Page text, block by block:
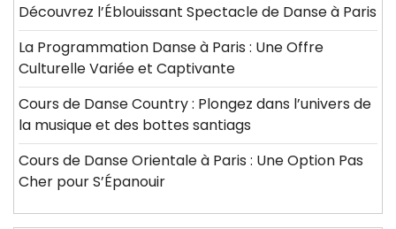
Découvrez l’Éblouissant Spectacle de Danse à Paris
La Programmation Danse à Paris : Une Offre
Culturelle Variée et Captivante
Cours de Danse Country : Plongez dans l’univers de
la musique et des bottes santiags
Cours de Danse Orientale à Paris : Une Option Pas
Cher pour S’Épanouir